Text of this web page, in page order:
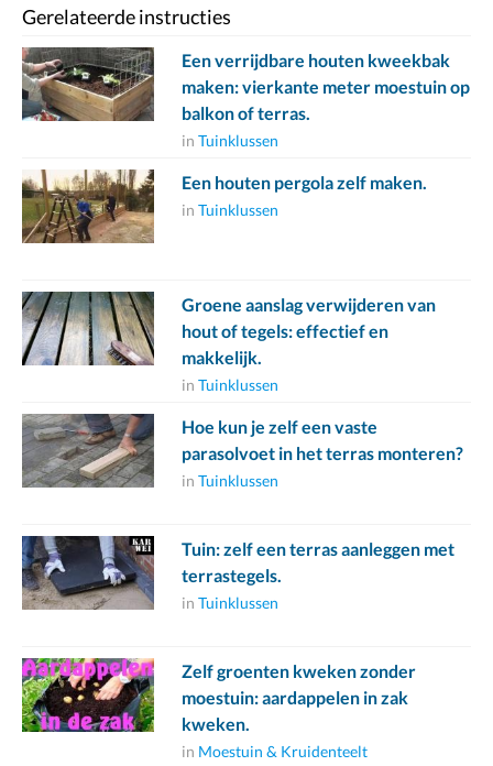
Gerelateerde instructies
Een verrijdbare houten kweekbak
maken: vierkante meter moestuin op
balkon of terras.
in Tuinklussen
Een houten pergola zelf maken.
in Tuinklussen
Groene aanslag verwijderen van
hout of tegels: effectief en
makkelijk.
in Tuinklussen
Hoe kun je zelf een vaste
parasolvoet in het terras monteren?
in Tuinklussen
Tuin: zelf een terras aanleggen met
terrastegels.
in Tuinklussen
Zelf groenten kweken zonder
moestuin: aardappelen in zak
kweken.
in Moestuin & Kruidenteelt